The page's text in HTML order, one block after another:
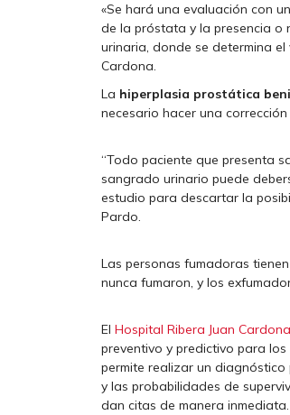
«Se hará una evaluación con
de la próstata y la presencia o
urinaria, donde se determina el
Cardona.
La hiperplasia prostática
necesario hacer una
“Todo paciente que presenta
sangrado urinario puede
estudio para descartar la
Pardo.
Las personas fumadoras
nunca fumaron, y los
El Hospital Ribera Juan Cardona
preventivo y predictivo para
permite realizar un
y las probabilidades de
dan citas de manera inmediata.